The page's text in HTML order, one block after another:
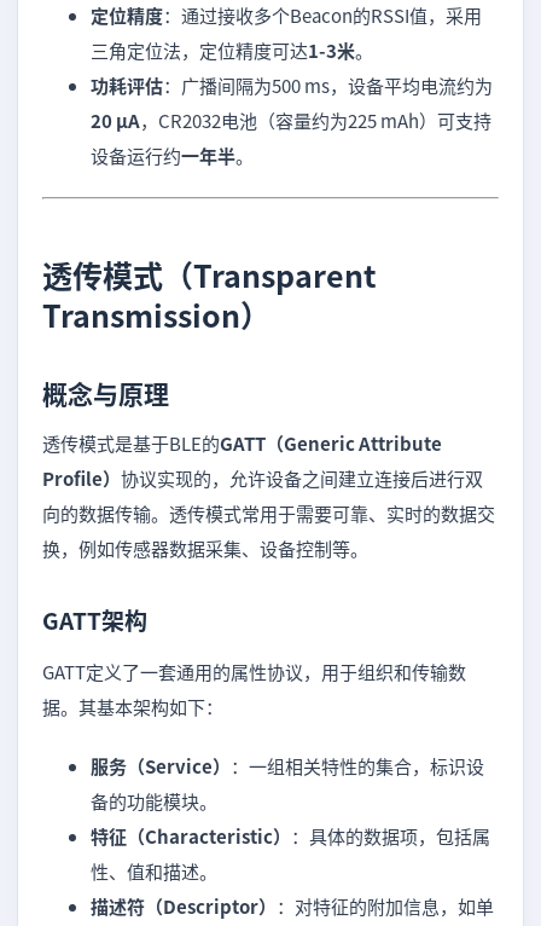
定位精度：通过接收多个Beacon的RSSI值，采用
三角定位法，定位精度可达1-3米。
功耗评估：广播间隔为500 ms，设备平均电流约为
20 μA，CR2032电池（容量约为225 mAh）可支持
设备运行约一年半。
透传模式（Transparent
Transmission）
概念与原理
透传模式是基于BLE的GATT（Generic Attribute
Profile） 协议实现的，允许设备之间建立连接后进行双
向的数据传输。透传模式常用于需要可靠、实时的数据交
换，例如传感器数据采集、设备控制等。
GATT架构
GATT定义了一套通用的属性协议，用于组织和传输数
据。其基本架构如下：
服务（Service） ：一组相关特性的集合，标识设
备的功能模块。
特征（Characteristic） ：具体的数据项，包括属
性、值和描述。
描述符（Descriptor） ：对特征的附加信息，如单